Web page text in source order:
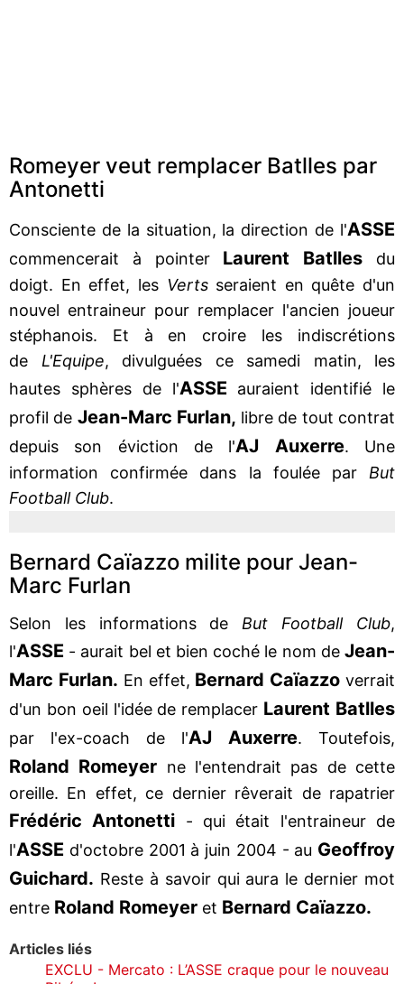
Romeyer veut remplacer Batlles par
Antonetti
Consciente de la situation, la direction de l'ASSE
commencerait à pointer Laurent Batlles du
doigt. En effet, les Vertsseraient en quête d'un
nouvel entraineur pour remplacer l'ancien joueur
stéphanois. Et à en croire les indiscrétions
de L'Equipe, divulguées ce samedi matin, les
hautes sphères de l'ASSE
auraient identifié le
profil de Jean-Marc Furlan, libre de tout contrat
depuis son éviction de l'AJ Auxerre. Une
information confirmée dans la foulée par But
Football Club.
Bernard Caïazzo milite pour Jean-
Marc Furlan
Selon les informations de But Football Club,
l'ASSE - aurait bel et bien coché le nom de Jean-
Marc Furlan. En effet, Bernard Caïazzo verrait
d'un bon oeil l'idée de remplacer Laurent Batlles
par l'ex-coach de l'AJ Auxerre. Toutefois,
Roland Romeyer ne l'entendrait pas de cette
oreille. En effet, ce dernier rêverait de rapatrier
Frédéric Antonetti - qui était l'entraineur de
l'ASSE d'octobre 2001 à juin 2004 - au Geoffroy
Guichard. Reste à savoir qui aura le dernier mot
entre Roland Romeyer et Bernard Caïazzo.
Articles liés
EXCLU - Mercato : L’ASSE craque pour le nouveau